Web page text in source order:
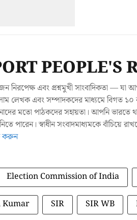
PEOPLE'S
নিরপেক্ষ এবং প্রশ্নমুখী সাংবাদিকতা —
লেখক এবং সম্পাদকদের মাধ্যমে বিগত ১০
মতো পাঠকদের সহায়তা। আপনি ভারতে
পারেন। স্বাধীন সংবাদমাধ্যমকে বাঁচিয়ে
করুন
Election Commission of India
Kumar SIR SIR WB